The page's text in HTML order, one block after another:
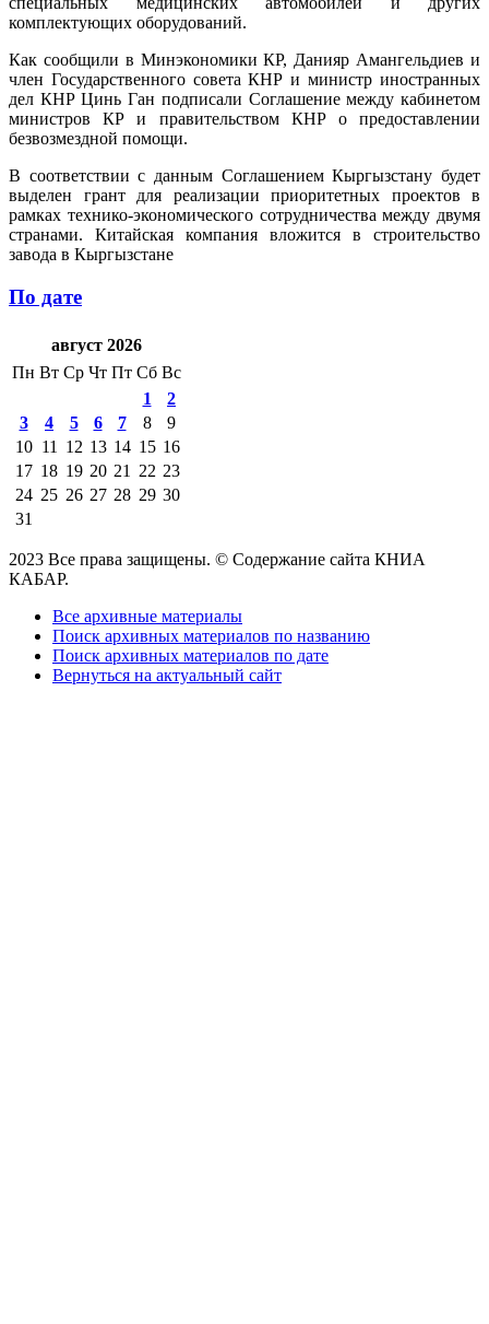
комплектующих оборудований.
Как сообщили в Минэкономики КР, Данияр Амангельдиев и
член Государственного совета КНР и министр иностранных
дел КНР Цинь Ган подписали Соглашение между кабинетом
министров КР и правительством КНР о предоставлении
безвозмездной помощи.
В соответствии с данным Соглашением Кыргызстану будет
выделен грант для реализации приоритетных проектов в
рамках технико-экономического сотрудничества между двумя
странами. Китайская компания вложится в строительство
завода в Кыргызстане
По дате
август 2026
Пн Вт Ср Чт Пт Сб Вс
1
2
3
4 5 6 7 8
9
10 11 12 13 14 15 16
17 18 19 20 21 22 23
24 25 26 27 28 29 30
31
2023 Все права защищены. © Содержание сайта КНИА
КАБАР.
Все архивные материалы
Поиск архивных материалов по названию
Поиск архивных материалов по дате
Вернуться на актуальный сайт